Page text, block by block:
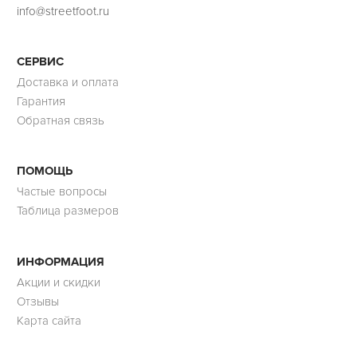
info@streetfoot.ru
СЕРВИС
Доставка и оплата
Гарантия
Обратная связь
ПОМОЩЬ
Частые вопросы
Таблица размеров
ИНФОРМАЦИЯ
Акции и скидки
Отзывы
Карта сайта